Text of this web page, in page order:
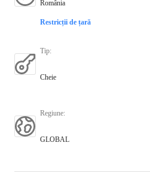
România
Restricții de țară
Tip:
Cheie
Regiune:
GLOBAL